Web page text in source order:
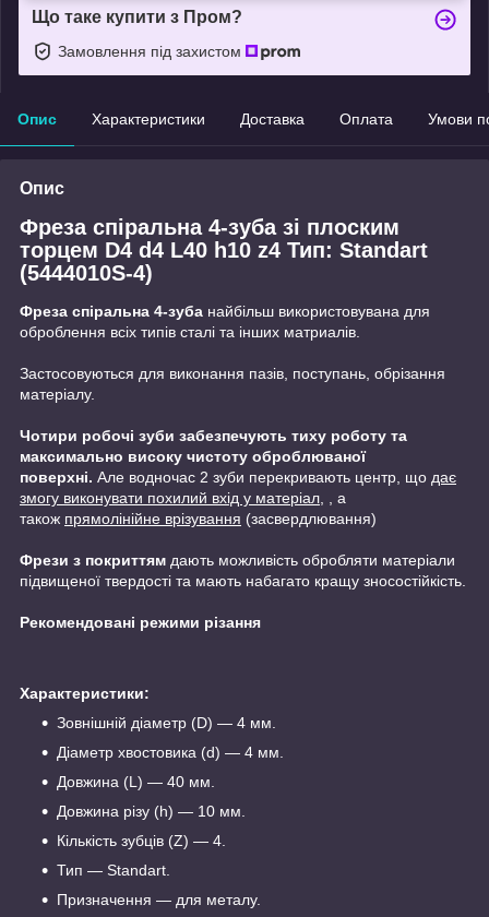
Що таке купити з Пром?
Замовлення під захистом
Опис Характеристики Доставка Оплата Умови
Опис
Фреза спіральна 4-зуба зі плоским
торцем D4 d4 L40 h10 z4 Тип: Standart
(5444010S-4)
Фреза спіральна 4-зуба найбільш використовувана для
оброблення всіх типів сталі та інших матриалів.
Застосовуються для виконання пазів, поступань, обрізання
матеріалу.
Чотири робочі зуби забезпечують тиху роботу та
максимально високу чистоту оброблюваної
поверхні. Але водночас 2 зуби перекривають центр, що дає
змогу виконувати похилий вхід у матеріал, , а
також прямолінійне врізування (засвердлювання)
Фрези з покриттям дають можливість обробляти матеріали
підвищеної твердості та мають набагато кращу зносостійкість.
Рекомендовані режими різання
Характеристики:
Зовнішній діаметр (D) — 4 мм.
Діаметр хвостовика (d) — 4 мм.
Довжина (L) — 40 мм.
Довжина різу (h) — 10 мм.
Кількість зубців (Z) — 4.
Тип — Standart.
Призначення — для металу.